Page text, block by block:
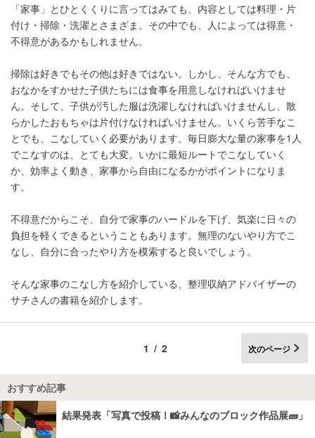
「家事」とひとくくりに言ってはみても、内容としては料理・片
付け・掃除・洗濯とさまざま。その中でも、人によっては得意・
不得意があるかもしれません。
掃除は好きでもその他は好きではない。しかし、そんな方でも、
おなかをすかせた子供たちには食事を用意しなければいけませ
ん。そして、子供が汚した服は洗濯しなければいけませんし、散
らかしたおもちゃは片付けなければいけません。いくら苦手なこ
とでも、こなしていく必要があります。毎日膨大な量の家事を1人
でこなすのは、とても大変。いかに最短ルートでこなしていく
か、効率よく動き、家事から自由になるかがポイントになりま
す。
不得意だからこそ、自分で家事のハードルを下げ、気楽に日々の
負担を軽くできるということもあります。無理のないやり方でこ
なし、自分に合ったやり方を模索すると良いでしょう。
そんな家事のこなし方を紹介している、整理収納アドバイザーの
サチさんの書籍を紹介します。
1/2 次のページ
おすすめ記事
結果発表「写真で投稿！📸みんなのブロック作品展🧱」